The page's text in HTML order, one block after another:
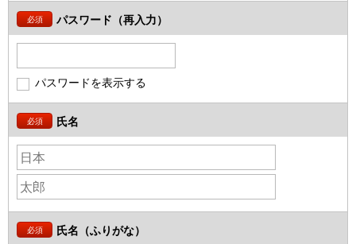
必須 パスワード（再入力）
パスワードを表示する
必須 氏名
必須 氏名（ふりがな）